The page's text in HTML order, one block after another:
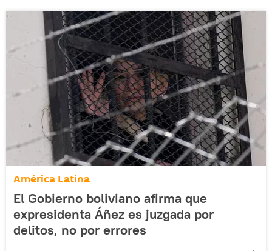
América Latina
El Gobierno boliviano afirma que
expresidenta Áñez es juzgada por
delitos, no por errores